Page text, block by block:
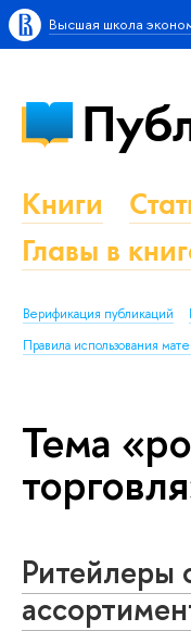
Высшая школа
Книги
Главы в
Верификация публикаций
Правила использования
Тема
Ритейлеры